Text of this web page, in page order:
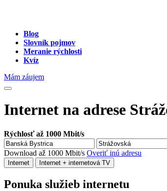
Blog
Slovník pojmov
Meranie rýchlosti
Kvíz
Mám záujem
Internet na adrese
Rýchlosť až 1000 Mbit/s
Download až 1000 Mbit/s Overiť inú adresu
Internet Internet + internetová TV
Ponuka služieb internetu